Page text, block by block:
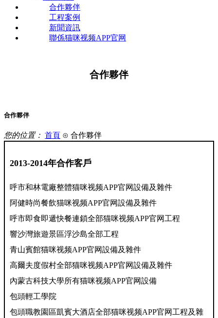
合作夥伴
工程案例
新聞資訊
聯係猫咪视频APP官网
合作夥伴
合作夥伴
您的位置： 首頁 ⊙ 合作夥伴
2013-2014年合作客戶
呼市和林電廠整體猫咪视频APP官网設備及雜件
阿健時尚餐飲猫咪视频APP官网設備及雜件
呼市即食即遞快餐連鎖全部猫咪视频APP官网工程
響沙灣旅遊景區浮沙島全部工程
青山賓館猫咪视频APP官网設備及雜件
高爾夫度假村全部猫咪视频APP官网設備及雜件
內蒙古科技大學所有猫咪视频APP官网設備
包頭輕工學院
包頭職教園區凱賓大酒店全部猫咪视频APP官网工程及雜